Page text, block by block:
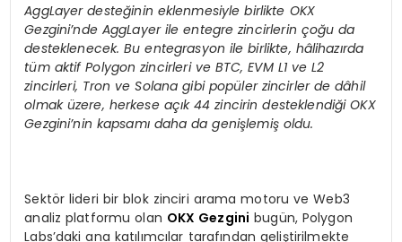
AggLayer desteğinin eklenmesiyle birlikte OKX
Gezgini’nde AggLayer ile entegre zincirlerin çoğu da
desteklenecek. Bu entegrasyon ile birlikte, hâlihazırda
tüm aktif Polygon zincirleri ve BTC, EVM L1 ve L2
zincirleri, Tron ve Solana gibi popüler zincirler de dâhil
olmak üzere, herkese açık 44 zincirin desteklendiği OKX
Gezgini’nin kapsamı daha da genişlemiş oldu.
Sektör lideri bir blok zinciri arama motoru ve Web3
analiz platformu olan OKX Gezgini bugün, Polygon
Labs’daki ana katılımcılar tarafından geliştirilmekte